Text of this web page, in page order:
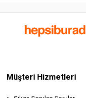
Müşteri Hizmetleri